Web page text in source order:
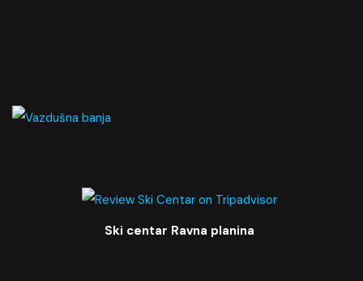
Ski centar Ravna planina